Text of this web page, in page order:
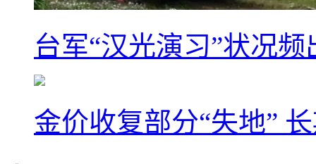
台军“汉光演习”状况
金价收复部分“失地”